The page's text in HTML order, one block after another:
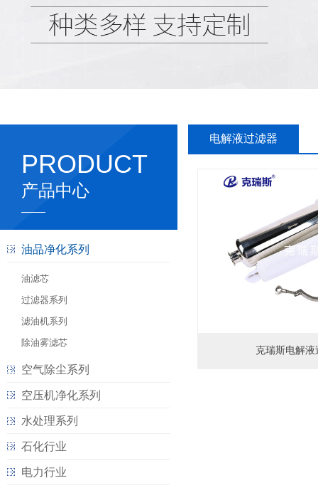
PRODUCT
产品中心
油品净化系列
油滤芯
过滤器系列
滤油机系列
除油雾滤芯
空气除尘系列
空压机净化系列
水处理系列
石化行业
电力行业
电解液过滤器
克瑞斯电解液